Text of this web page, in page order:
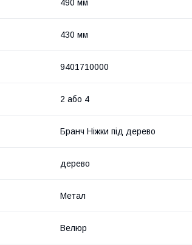
490 мм
430 мм
9401710000
2 або 4
Бранч Ніжки під дерево
дерево
Метал
Велюр